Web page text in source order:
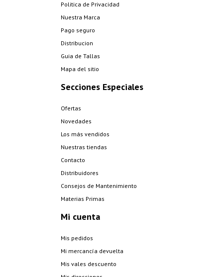
Politica de Privacidad
Nuestra Marca
Pago seguro
Distribucion
Guia de Tallas
Mapa del sitio
Secciones Especiales
Ofertas
Novedades
Los más vendidos
Nuestras tiendas
Contacto
Distribuidores
Consejos de Mantenimiento
Materias Primas
Mi cuenta
Mis pedidos
Mi mercancía devuelta
Mis vales descuento